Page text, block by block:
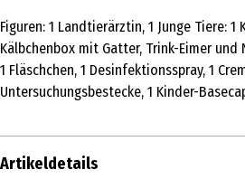
Figuren: 1 Landtierärztin, 1 Junge Tiere: 1
Kälbchenbox mit Gatter, Trink-Eimer und
1 Fläschchen, 1 Desinfektionsspray, 1
Untersuchungsbestecke, 1 Kinder-
Artikeldetails